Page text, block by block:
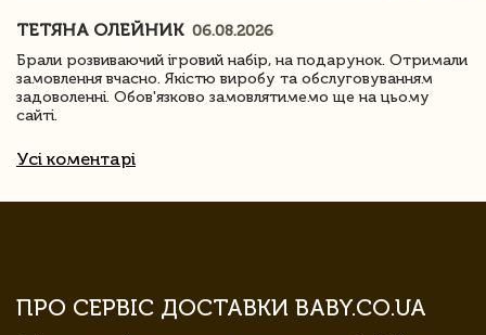
ТЕТЯНА ОЛЕЙНИК 06.08.2026
Брали розвиваючий ігровий набір, на подарунок. Отримали
замовлення вчасно. Якістю виробу та обслуговуванням
задоволенні. Обов'язково замовлятимемо ще на цьому
сайті.
Усі коментарі
ПРО СЕРВІС ДОСТАВКИ BABY.CO.UA